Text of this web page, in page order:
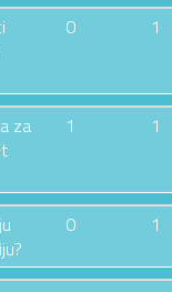
0 1
za
1 1
0 1